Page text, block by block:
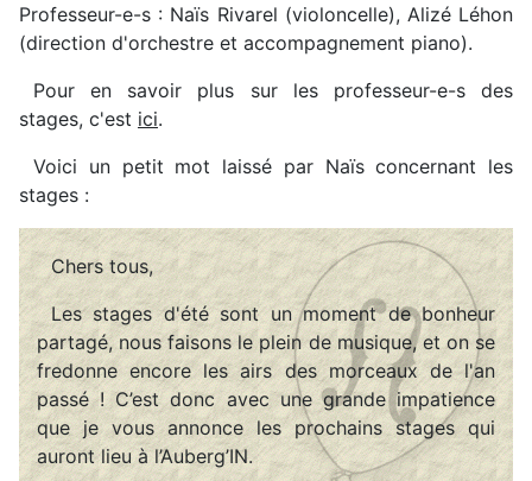
Professeur-e-s : Naïs Rivarel (violoncelle), Alizé Léhon
(direction d'orchestre et accompagnement piano).
Pour en savoir plus sur les professeur-e-s des
stages, c'est ici.
Voici un petit mot laissé par Naïs concernant les
stages :
Chers tous,
Les stages d'été sont un moment de bonheur
partagé, nous faisons le plein de musique, et on se
fredonne encore les airs des morceaux de l'an
passé ! C’est donc avec une grande impatience
que je vous annonce les prochains stages qui
auront lieu à l’Auberg’IN.